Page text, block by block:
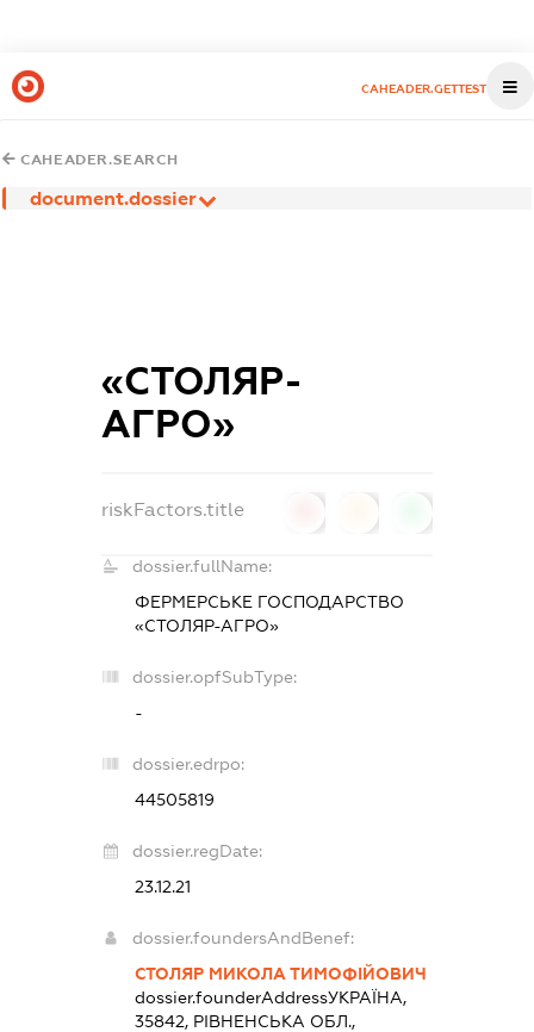
CAHEADER.GETTEST
CAHEADER.SEARCH
document.dossier
«СТОЛЯР-
АГРО»
riskFactors.title
dossier.fullName:
ФЕРМЕРСЬКЕ ГОСПОДАРСТВО
«СТОЛЯР-АГРО»
dossier.opfSubType:
-
dossier.edrpo:
44505819
dossier.regDate:
23.12.21
dossier.foundersAndBenef:
СТОЛЯР МИКОЛА ТИМОФІЙОВИЧ
dossier.founderAddressУКРАЇНА,
35842, РІВНЕНСЬКА ОБЛ.,